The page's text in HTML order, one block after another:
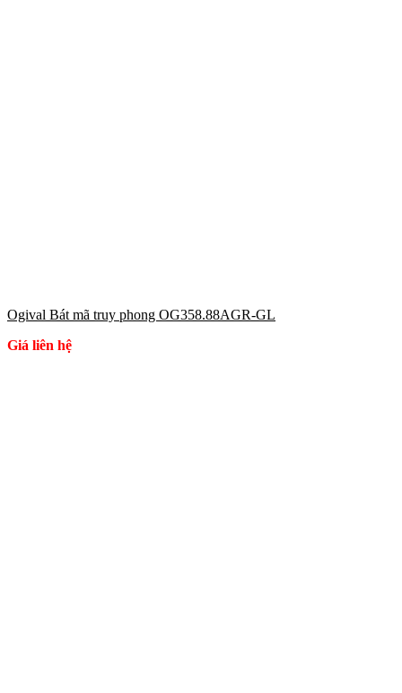
Ogival Bát mã truy phong OG358.88AGR-GL
Giá liên hệ